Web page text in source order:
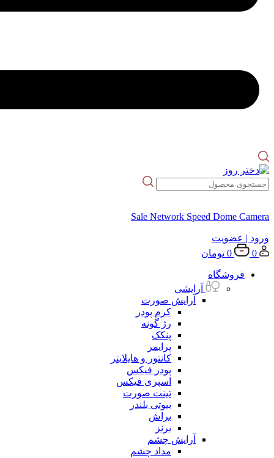
Sale Network Speed Dome Camera
ورود | عضویت
0
0 تومان
فروشگاه
آرایشی
آرایش صورت
کرم پودر
رژ گونه
پنکک
پرایمر
کانتور و هایلایتر
پودر فیکس
اسپری فیکس
تینت صورت
بیوتی بلندر
براش
برنز
آرایش چشم
مداد چشم